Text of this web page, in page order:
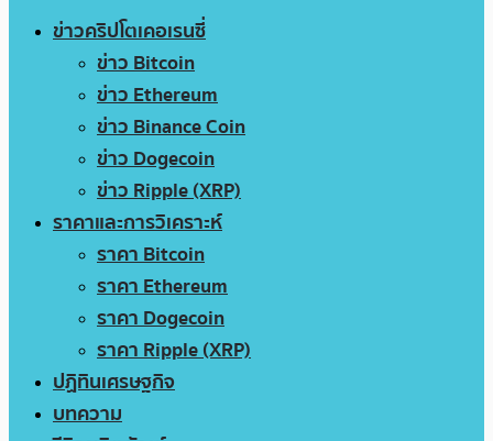
ข่าวคริปโตเคอเรนซี่
ข่าว Bitcoin
ข่าว Ethereum
ข่าว Binance Coin
ข่าว Dogecoin
ข่าว Ripple (XRP)
ราคาและการวิเคราะห์
ราคา Bitcoin
ราคา Ethereum
ราคา Dogecoin
ราคา Ripple (XRP)
ปฏิทินเศรษฐกิจ
บทความ